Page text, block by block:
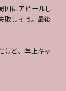
囲にアピールし
敗しそう。最後
けど、年上キャ